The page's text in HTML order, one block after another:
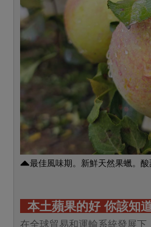
最佳風味期。新鮮天然果蠟。酸
本土蘋果的好 你該知
在全球貿易和運輸系統發展